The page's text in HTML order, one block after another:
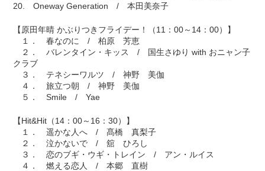
20. Oneway Generation / 本田美奈子
【原田年晴 かぶりつきフライデー！（11：00～14：00）】
１． 春なのに / 柏原 芳恵
２． バレンタイン・キッス / 国生さゆり with おニャン子
クラブ
３． テネシーワルツ / 神野 美伽
４． 旅立つ朝 / 神野 美伽
５． Smile / Yae
【Hit&Hit（14：00～16：30）】
１． 遥かな人へ / 髙橋 真梨子
２． 泣かないで / 舘 ひろし
３． 恋のブギ・ウギ・トレイン / アン・ルイス
４． 燃える恋人 / 本郷 直樹